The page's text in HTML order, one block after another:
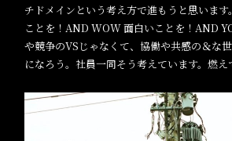
チドメインという考え方で進もうと思いま
ことを！AND WOW 面白いことを！AND
や競争のVSじゃなくて、協働や共感の＆な
になろう。社員一同そう考えています。燃え